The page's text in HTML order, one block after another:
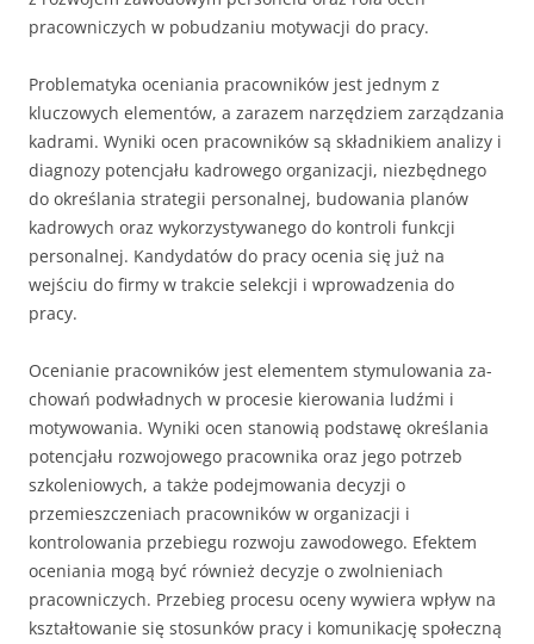
pracowniczych w pobudzaniu motywacji do pracy.
Problematyka oceniania pracowników jest jednym z
kluczowych elementów, a za­razem narzędziem zarządzania
kadrami. Wyniki ocen pracowników są składni­kiem analizy i
diagnozy potencjału kadrowego organizacji, niezbędnego
do okre­ślania strategii personalnej, budowania planów
kadrowych oraz wykorzystywanego do kontroli funkcji
personalnej. Kandyda­tów do pracy ocenia się już na
wejściu do firmy w trakcie selekcji i wprowadzenia do
pracy.
Ocenianie pracowników jest elementem stymulowania za­
chowań podwładnych w procesie kierowania ludźmi i
motywowania. Wyniki ocen stanowią podstawę określania
potencjału rozwojowego pracownika oraz jego potrzeb
szkoleniowych, a także podejmowania decyzji o
przemieszczeniach pracowników w organizacji i
kontrolowania przebiegu rozwo­ju zawodowego. Efektem
oceniania mogą być również decyzje o zwol­nieniach
pracowniczych. Przebieg procesu oceny wywiera wpływ na
kształtowanie się stosunków pracy i komunikację społeczną